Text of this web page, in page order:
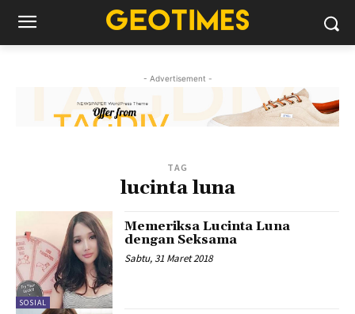
- Advertisement -
TAG
lucinta luna
SOSIAL
Memeriksa Lucinta Luna
dengan Seksama
Sabtu, 31 Maret 2018